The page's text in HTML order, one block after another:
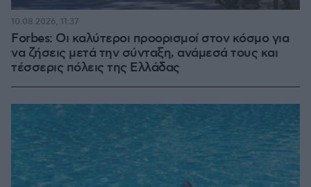
Forbes: Οι καλύτεροι προορισμοί στον κόσμο για
να ζήσεις μετά την σύνταξη, ανάμεσά τους και
τέσσερις πόλεις της Ελλάδας
10.08.2026, 11:37